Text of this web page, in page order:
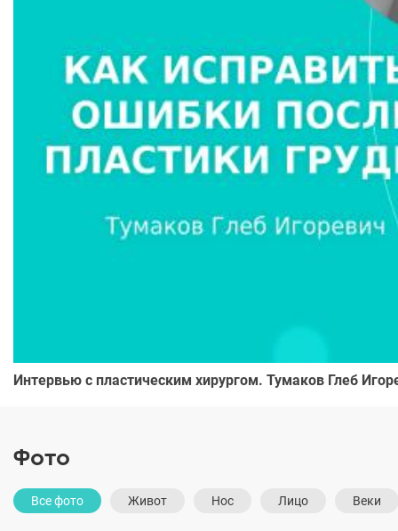
Интервью с пластическим хирургом. Тумаков Глеб
Фото
Все фото Живот Нос Лицо Веки